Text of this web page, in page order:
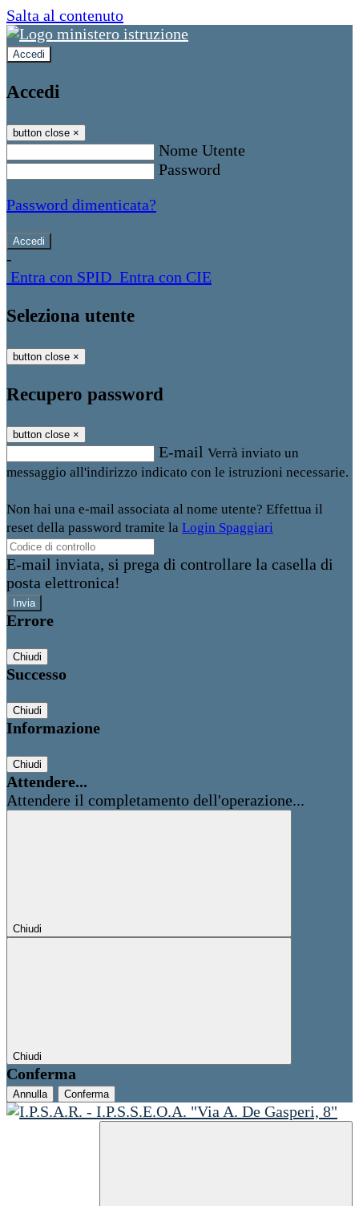
Salta al contenuto
Accedi
Accedi
button close ×
Nome Utente
Password
Password dimenticata?
-
Entra con SPID Entra con CIE
Seleziona utente
button close ×
Recupero password
button close ×
E-mail Verrà inviato un
messaggio all'indirizzo indicato con le istruzioni necessarie.
Non hai una e-mail associata al nome utente? Effettua il
reset della password tramite la Login Spaggiari
E-mail inviata, si prega di controllare la casella di
posta elettronica!
Errore
Chiudi
Successo
Chiudi
Informazione
Chiudi
Attendere...
Attendere il completamento dell'operazione...
Chiudi
Chiudi
Conferma
Annulla Conferma